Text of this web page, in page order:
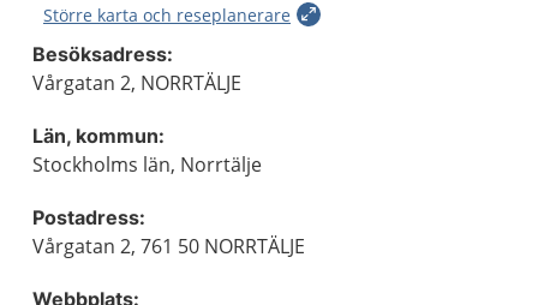
Större karta och reseplanerare
Besöksadress:
Vårgatan 2, NORRTÄLJE
Län, kommun:
Stockholms län, Norrtälje
Postadress:
Vårgatan 2, 761 50 NORRTÄLJE
Webbplats: